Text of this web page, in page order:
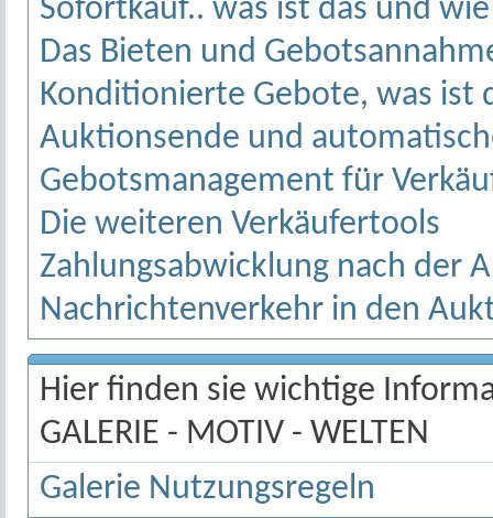
Sofortkauf.. was ist das und
Das Bieten und
Konditionierte Gebote, was ist
Auktionsende und
Gebotsmanagement für
Die weiteren Verkäufertools
Zahlungsabwicklung nach der
Nachrichtenverkehr in den
Hier finden sie wichtige
GALERIE - MOTIV - WELTEN
Galerie Nutzungsregeln